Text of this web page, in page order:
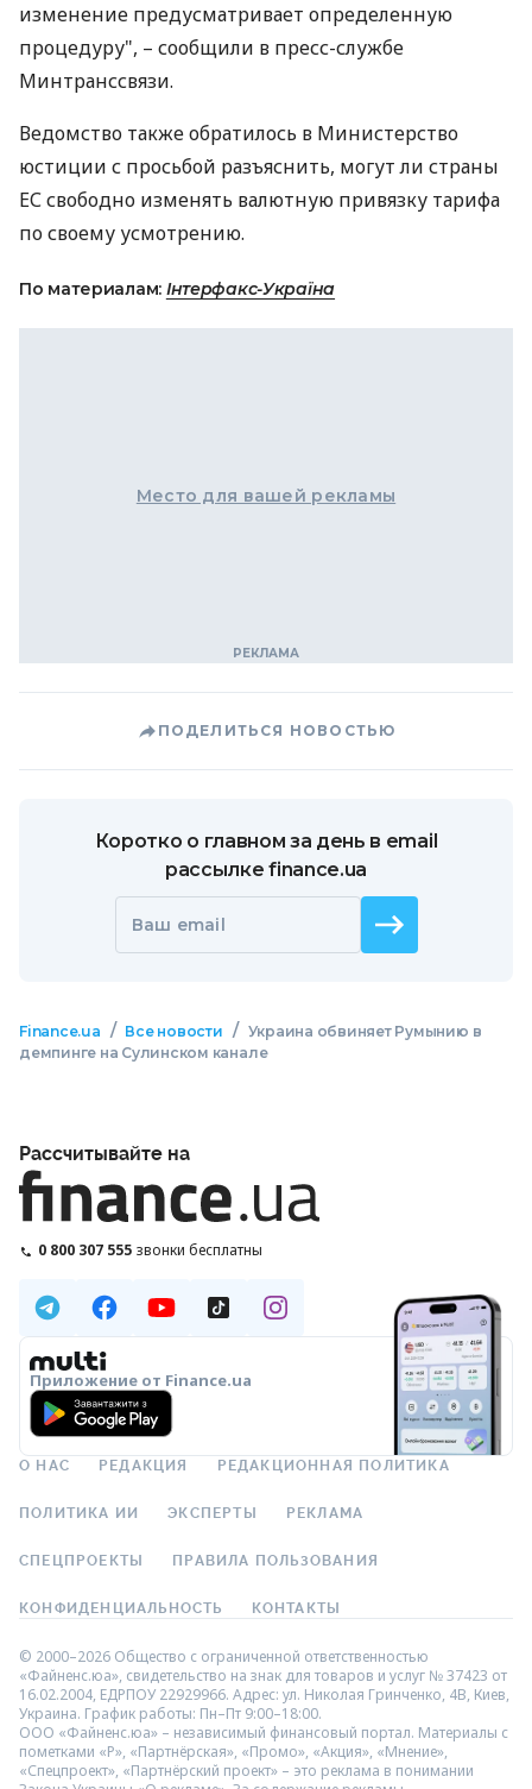
изменение предусматривает определенную
процедуру", – сообщили в пресс-службе
Минтранссвязи.
Ведомство также обратилось в Министерство
юстиции с просьбой разъяснить, могут ли страны
ЕС свободно изменять валютную привязку тарифа
по своему усмотрению.
По материалам: Інтерфакс-Україна
Место для вашей рекламы
ПОДЕЛИТЬСЯ НОВОСТЬЮ
Коротко о главном за день в email
рассылке finance.ua
Ваш email
Finance.ua / Все новости / Украина обвиняет Румынию в
демпинге на Сулинском канале
Рассчитывайте на
0 800 307 555 звонки бесплатны
Приложение от Finance.ua
О НАС РЕДАКЦИЯ РЕДАКЦИОННАЯ ПОЛИТИКА
ПОЛИТИКА ИИ ЭКСПЕРТЫ РЕКЛАМА
СПЕЦПРОЕКТЫ ПРАВИЛА ПОЛЬЗОВАНИЯ
КОНФИДЕНЦИАЛЬНОСТЬ КОНТАКТЫ
© 2000–2026 Общество с ограниченной ответственностью
«Файненс.юа», свидетельство на знак для товаров и услуг № 37423 от
16.02.2004, ЕДРПОУ 22929966. Адрес: ул. Николая Гринченко, 4В, Киев,
Украина. График работы: Пн–Пт 9:00–18:00.
ООО «Файненс.юа» – независимый финансовый портал. Материалы с
пометками «Р», «Партнёрская», «Промо», «Акция», «Мнение»,
«Спецпроект», «Партнёрский проект» – это реклама в понимании